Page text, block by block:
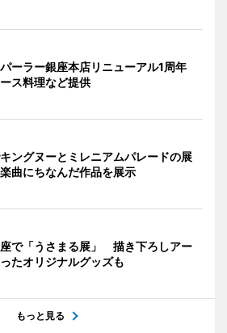
ーラー銀座本店リニューアル1周年
ス料理など提供
ングヌーとミレニアムパレードの展
曲にちなんだ作品を展示
で「うさまる展」 描き下ろしアー
ったオリジナルグッズも
もっと見る